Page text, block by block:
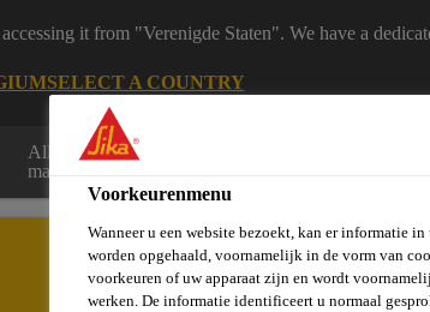
it from "Verenigde Staten". We have a
SELECT A COUNTRY
Alle
markten
Voorkeurenmenu
Wanneer u een website bezoekt, kan er informatie
worden opgehaald, voornamelijk in de vorm van
voorkeuren of uw apparaat zijn en wordt
werken. De informatie identificeert u normaal